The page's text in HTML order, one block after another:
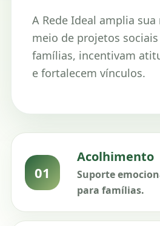
A Rede Ideal amplia
meio de projetos
famílias, incentivam
e fortalecem vínculos.
01
Acolhimento
Suporte
para famílias.